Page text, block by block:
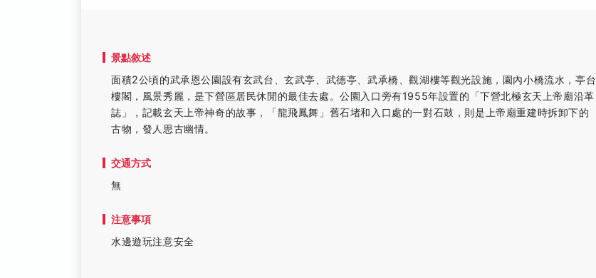
景點敘述
面積2公頃的武承恩公園設有玄武台、玄武亭、武德亭、武承橋、觀湖樓等觀光設施，園內小橋流水，亭台
樓閣，風景秀麗，是下營區居民休閒的最佳去處。公園入口旁有1955年設置的「下營北極玄天上帝廟沿革
誌」，記載玄天上帝神奇的故事，「龍飛鳳舞」舊石堵和入口處的一對石鼓，則是上帝廟重建時拆卸下的
古物，發人思古幽情。
交通方式
無
注意事項
水邊遊玩注意安全